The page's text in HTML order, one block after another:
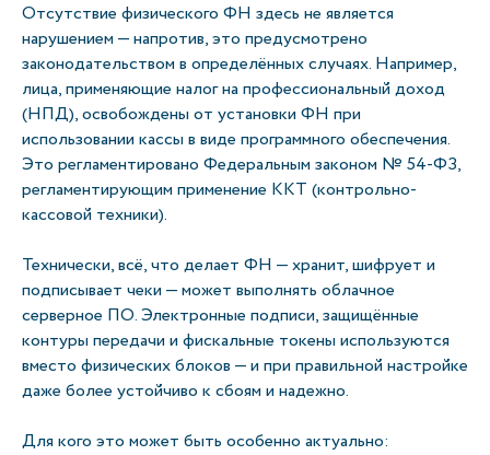
Отсутствие физического ФН здесь не является
нарушением — напротив, это предусмотрено
законодательством в определённых случаях. Например,
лица, применяющие налог на профессиональный доход
(НПД), освобождены от установки ФН при
использовании кассы в виде программного обеспечения.
Это регламентировано Федеральным законом № 54-ФЗ,
регламентирующим применение ККТ (контрольно-
кассовой техники).
Технически, всё, что делает ФН — хранит, шифрует и
подписывает чеки — может выполнять облачное
серверное ПО. Электронные подписи, защищённые
контуры передачи и фискальные токены используются
вместо физических блоков — и при правильной настройке
даже более устойчиво к сбоям и надежно.
Для кого это может быть особенно актуально: